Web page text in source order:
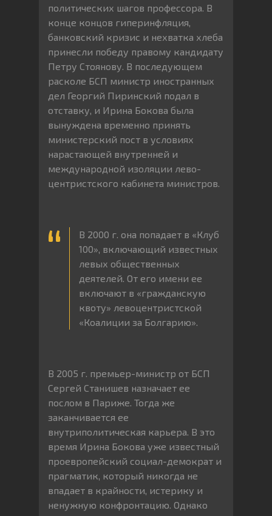
политических шагов профессора. В
конце концов гиперинфляция,
банковский кризис и нехватка хлеба
принесли победу правому кандидату
Петру Стоянову. В последующем
расколе БСП министр иностранных
дел Георгий Пиринский подал в
отставку, и Ирина Бокова была
вынуждена временно принять
министерский пост в условиях
нарастающей внутренней и
международной изоляции лево-
центристского кабинета министров.
В 2000 г. она попадает в «Клуб
100», включающий известных
левых общественных
деятелей. От его имени ее
включают в «гражданскую
квоту» левоцентристской
«Коалиции за Болгарию».
В 2005 г. премьер-министр от БСП
Сергей Станишев назначает ее
послом в Париже. Тогда же
заканчивается ее
внутриполитическая карьера. В это
время Ирина Бокова уже известный
проевропейский социал-демократ и
прагматик, который никогда не
впадает в крайности, истерику и
ненужную конфронтацию. Однако